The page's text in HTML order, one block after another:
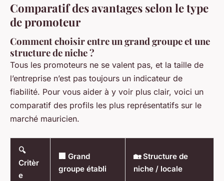
Comparatif des avantages selon le type
de promoteur
Comment choisir entre un grand groupe et une
structure de niche ?
Tous les promoteurs ne se valent pas, et la taille de
l’entreprise n’est pas toujours un indicateur de
fiabilité. Pour vous aider à y voir plus clair, voici un
comparatif des profils les plus représentatifs sur le
marché mauricien.
🔍
Critèr
e
🏢 Grand
groupe établi
🏡 Structure de
niche / locale